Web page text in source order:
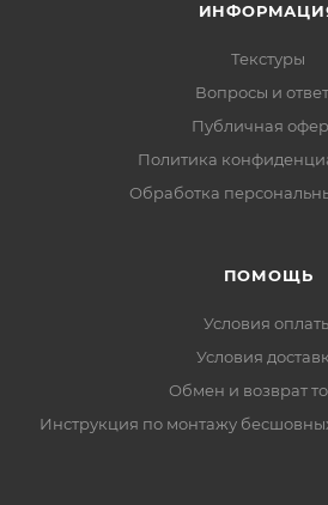
Текстуры
Вопросы и
Публичная
Политика
Обработка
ПОМОЩЬ
Условия
Условия
Обмен и возврат
Инструкция по монтажу